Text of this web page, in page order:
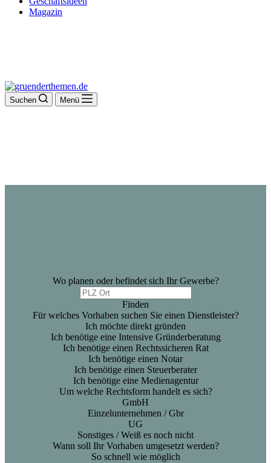
Magazin
Suchen Menü
Wo planen oder befindet sich Ihr Gewerbe?
Finden
Für welches Vorhaben suchen Sie einen Dienstleister?
Ich möchte direkt gründen
Ich benötige eine Intensive Gründerberatung
Ich benötige einen Rechtssicheren Rat
Ich benötige einen Notar
Ich benötige einen Steuerberater
Ich benötige eine Medienagentur
Um welche Rechtsform handelt es sich?
GmbH
Einzelunternehmen / Gbr
UG
Sonstiges / Weiß es noch nicht
Wann soll Ihr Vorhaben umgesetzt werden?
So schnell wie möglich